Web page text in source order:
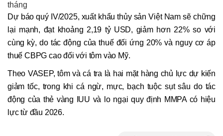
tháng
Dự báo quý IV/2025, xuất khẩu thủy sản Việt Nam sẽ chững
lại mạnh, đạt khoảng 2,19 tỷ USD, giảm hơn 22% so với
cùng kỳ, do tác động của thuế đối ứng 20% và nguy cơ áp
thuế CBPG cao đối với tôm vào Mỹ.
Theo VASEP, tôm và cá tra là hai mặt hàng chủ lực dự kiến
giảm tốc, trong khi cá ngừ, mực, bạch tuộc sụt sâu do tác
động của thẻ vàng IUU và lo ngại quy định MMPA có hiệu
lực từ đầu 2026.